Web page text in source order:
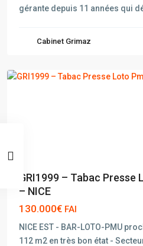
gérante depuis 11 années qui
Cabinet Grimaz
GRI1999 – Tabac
– NICE
130.000€ FAI
NICE EST - BAR-LOTO-PMU
112 m2 en très bon état -